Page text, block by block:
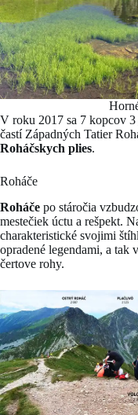
V roku 2017 sa 7 kopcov
častí Západných Tatier
Roháčskych plies.
Roháče
Roháče po stáročia
mestečiek úctu a rešpekt.
charakteristické svojimi
opradené legendami, a tak
čertove rohy.